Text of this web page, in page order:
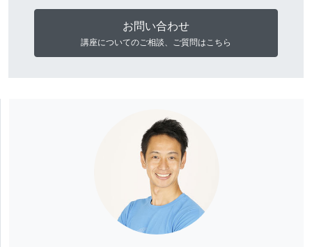
お問い合わせ
講座についてのご相談、ご質問はこちら